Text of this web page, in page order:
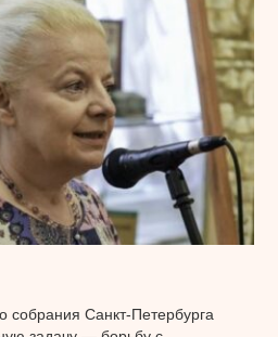
собрания Санкт-Петербурга